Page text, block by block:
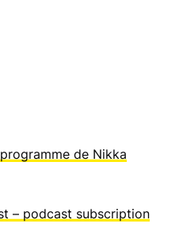
de Nikka
– podcast subscription